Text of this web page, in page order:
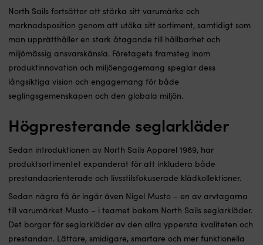
North Sails fortsätter att stärka sitt varumärke och
marknadsposition genom att utöka sitt sortiment, samtidigt som
man upprätthåller en stark åtagande till hållbarhet och
miljömässig ansvarskänsla. Företagets framsteg inom
produktinnovation och miljöengagemang speglar dess
långsiktiga vision och engagemang för både
seglingsgemenskapen och den globala miljön.
Högpresterande seglarkläder
Sedan introduktionen av North Sails Apparel 1989, har
produktsortimentet expanderat för att inkludera både
prestandaorienterade och livsstilsfokuserade klädkollektioner.
Sedan några få år ingår även Nigel Musto – en av arvtagarna
till varumärket Musto – i teamet bakom North Sails seglarkläder.
Det borgar för seglarkläder av den allra yppersta kvaliteten och
prestandan. Lättare, smidigare, smartare och mer funktionella